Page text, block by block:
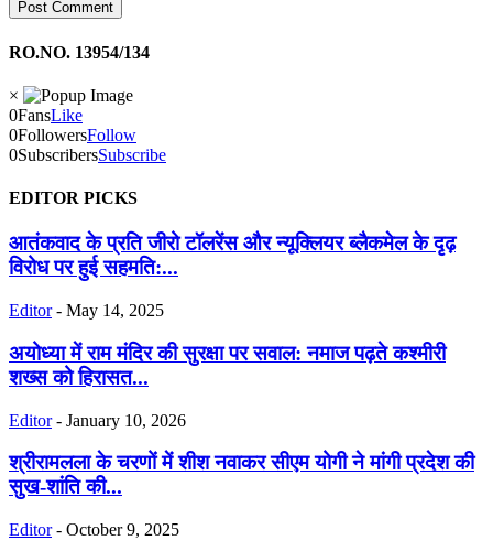
RO.NO. 13954/134
×
0FansLike
0FollowersFollow
0SubscribersSubscribe
EDITOR PICKS
आतंकवाद के प्रति जीरो टॉलरेंस और न्यूक्लियर ब्लैकमेल के दृढ़
विरोध पर हुई सहमति:...
Editor - May 14, 2025
अयोध्या में राम मंदिर की सुरक्षा पर सवाल: नमाज पढ़ते कश्मीरी
शख्स को हिरासत...
Editor - January 10, 2026
श्रीरामलला के चरणों में शीश नवाकर सीएम योगी ने मांगी प्रदेश की
सुख-शांति की...
Editor - October 9, 2025